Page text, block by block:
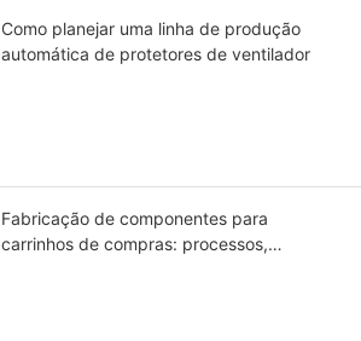
Como planejar uma linha de produção
automática de protetores de ventilador
Fabricação de componentes para
carrinhos de compras: processos,